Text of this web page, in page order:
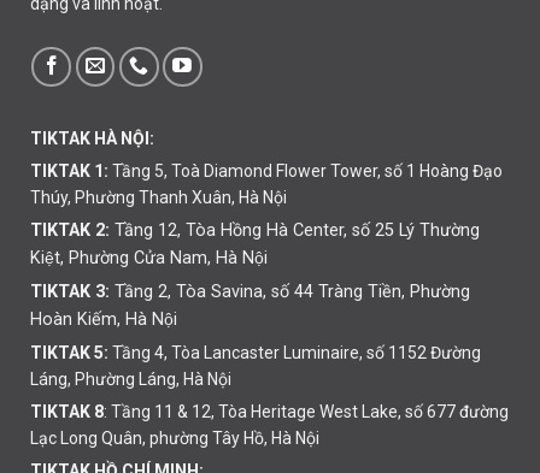
TIKTAK HÀ NỘI:
TIKTAK 1: Tầng 5, Toà Diamond Flower Tower, số 1 Hoàng Đạo
Thúy, Phường Thanh Xuân, Hà Nội
TIKTAK 2: Tầng 12, Tòa Hồng Hà Center, số 25 Lý Thường
Kiệt, Phường Cửa Nam, Hà Nội
TIKTAK 3: Tầng 2, Tòa Savina, số 44 Tràng Tiền, Phường
Hoàn Kiếm, Hà Nội
TIKTAK 5: Tầng 4, Tòa Lancaster Luminaire, số 1152 Đường
Láng, Phường Láng, Hà Nội
TIKTAK 8: Tầng 11 & 12, Tòa Heritage West Lake, số 677 đường
Lạc Long Quân, phường Tây Hồ, Hà Nội